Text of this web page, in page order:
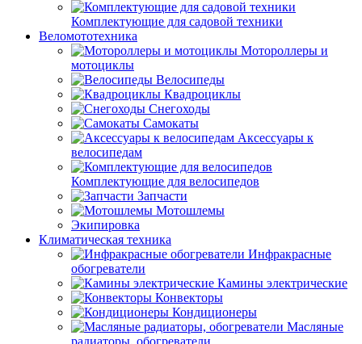
Комплектующие для садовой техники
Веломототехника
Мотороллеры и
мотоциклы
Велосипеды
Квадроциклы
Снегоходы
Самокаты
Аксессуары к
велосипедам
Комплектующие для велосипедов
Запчасти
Мотошлемы
Экипировка
Климатическая техника
Инфракрасные
обогреватели
Камины электрические
Конвекторы
Кондиционеры
Масляные
радиаторы, обогреватели